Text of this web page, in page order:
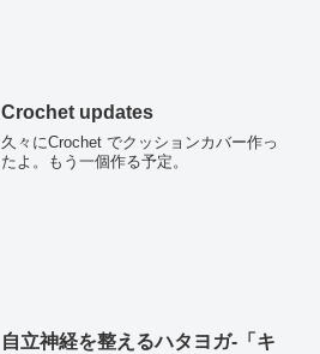
Crochet updates
久々にCrochet でクッションカバー作っ
たよ。もう一個作る予定。
自立神経を整えるハタヨガ-「キ